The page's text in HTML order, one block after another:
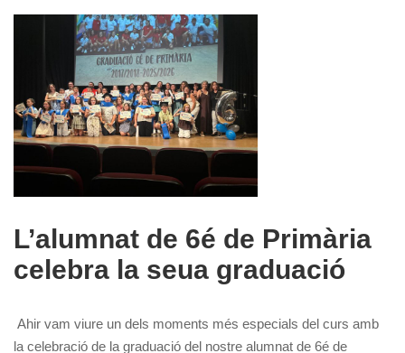
L’alumnat de 6é de Primària
celebra la seua graduació
Ahir vam viure un dels moments més especials del curs amb
la celebració de la graduació del nostre alumnat de 6é de